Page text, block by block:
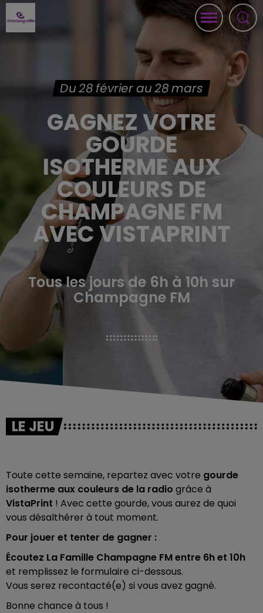
Du 28 février au 28 mars
GAGNEZ VOTRE
GOURDE
ISOTHERME AUX
COULEURS DE
CHAMPAGNE FM
AVEC VISTAPRINT
Tous les jours de 6h à 10h sur
Champagne FM
LE JEU
Toute cette semaine, repartez avec votre gourde
isotherme aux couleurs de la radio grâce à
VistaPrint ! Avec cette gourde, vous aurez de quoi
vous désalthérer à tout moment.
Pour jouer et tenter de gagner :
Écoutez La Famille Champagne FM entre 6h et 10h
et remplissez le formulaire ci-dessous.
Vous serez recontacté(e) si vous avez gagné.
Bonne chance à tous !